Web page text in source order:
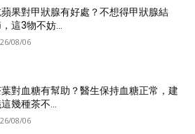
果對甲狀腺有好處？不想得甲狀腺結
這3物不妨...
08/06
對血糖有幫助？醫生保持血糖正常，建
幾種茶不...
08/06